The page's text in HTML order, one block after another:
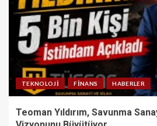
TEKNOLOJI FINANS HABERLER
Teoman Yıldırım, Savunma